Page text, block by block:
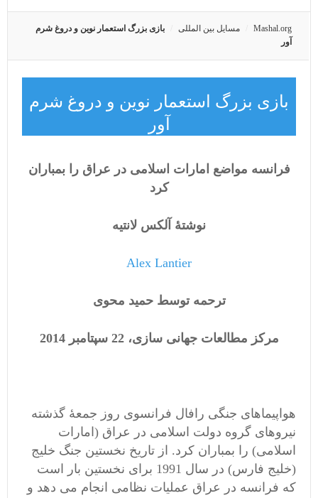
Mashal.org مسایل بین المللی
بازی بزرگ استعمار نوین و دروغ شرم
آور
بازی بزرگ استعمار نوین و دروغ شرم
آور
فرانسه مواضع امارات اسلامی در عراق را بمباران
کرد
نوشتۀ آلکس لانتیه
Alex Lantier
ترحمه توسط حمید محوی
مرکز مطالعات جهانی سازی، 22 سپتامبر 2014
هواپیماهای جنگی رافال فرانسوی روز جمعۀ گذشته
نیروهای گروه دولت اسلامی در عراق (امارات
اسلامی) را بمباران کرد. از تاریخ نخستین جنگ خلیج
(خلیج فارس) در سال 1991 برای نخستین بار است
که فرانسه در عراق عملیات نظامی انجام می دهد و